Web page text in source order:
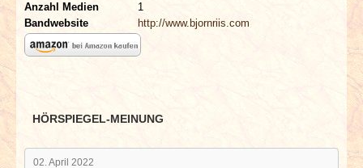
Anzahl Medien
1
Bandwebsite
http://www.bjornriis.com
HÖRSPIEGEL-MEINUNG
02. April 2022